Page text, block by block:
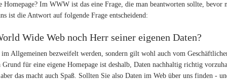
Homepage? Im WWW ist das eine Frage, die man beantworten sollte, bevor
ist die Antwort auf folgende Frage entscheidend:
Wide Web noch Herr seiner eigenen Daten?
Allgemeinen bezweifelt werden, sondern gilt wohl auch vom
für eine eigene Homepage ist deshalb, Daten nachhaltig richtig
das macht auch Spaß. Sollten Sie also Daten im Web über uns finden -